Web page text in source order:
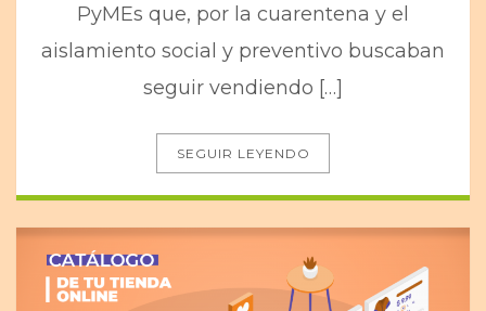
PyMEs que, por la cuarentena y el
aislamiento social y preventivo buscaban
seguir vendiendo […]
SEGUIR LEYENDO